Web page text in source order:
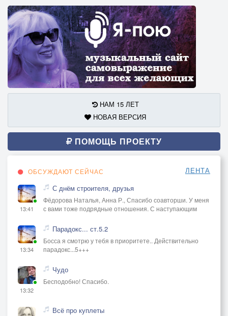
НАМ 15 ЛЕТ
НОВАЯ ВЕРСИЯ
ПОМОЩЬ ПРОЕКТУ
ОБСУЖДАЮТ СЕЙЧАС ЛЕНТА
13:41
С днём строителя, друзья
Фёдорова Наталья, Анна Р., Спасибо соавторши. У меня
с вами тоже подрядные отношения. С наступающим
13:34
Парадокс... ст.5.2
Босса я смотрю у тебя в приоритете.. Действительно
парадокс...5+++
13:32
Чудо
Бесподобно! Спасибо.
Всё про куплеты